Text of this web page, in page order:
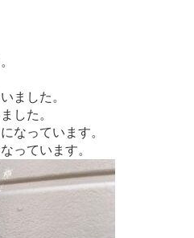
した。
っています。